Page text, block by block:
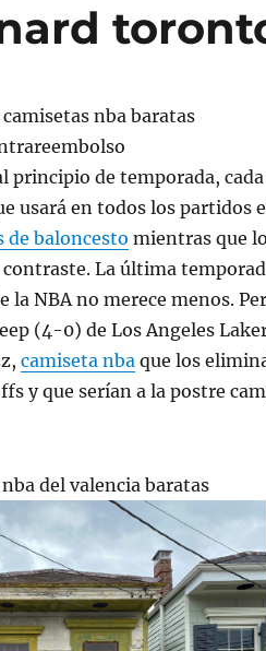
principio de temporada,
usará en todos los partidos
de baloncesto mientras que
La última
la NBA no merece menos.
(4-0) de Los Angeles
camiseta nba que los
y que serían a la postre